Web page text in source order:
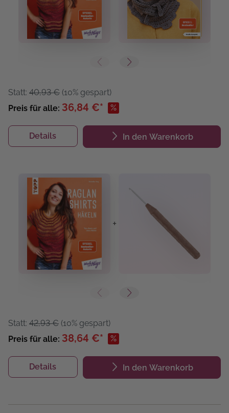
Statt: 40,93 € (10% gespart)
Preis für alle: 36,84 €* %
Details In den Warenkorb
+
Statt: 42,93 € (10% gespart)
Preis für alle: 38,64 €* %
Details In den Warenkorb